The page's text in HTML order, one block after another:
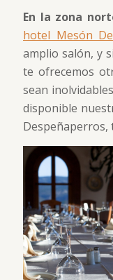
En la zona
hotel Mesón
amplio salón, y
te ofrecemos
sean
disponible
Despeñaperros,